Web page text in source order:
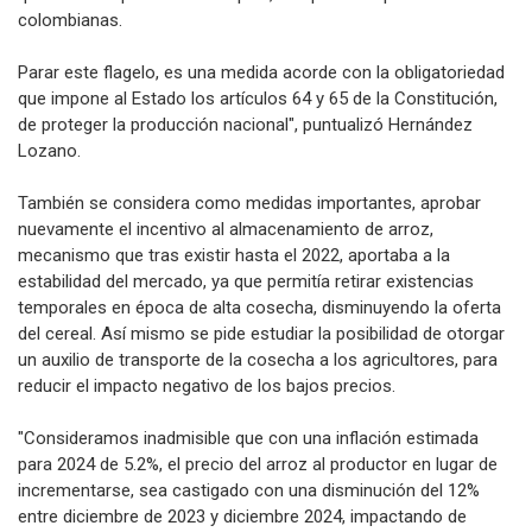
colombianas.
Parar este flagelo, es una medida acorde con la obligatoriedad
que impone al Estado los artículos 64 y 65 de la Constitución,
de proteger la producción nacional", puntualizó Hernández
Lozano.
También se considera como medidas importantes, aprobar
nuevamente el incentivo al almacenamiento de arroz,
mecanismo que tras existir hasta el 2022, aportaba a la
estabilidad del mercado, ya que permitía retirar existencias
temporales en época de alta cosecha, disminuyendo la oferta
del cereal. Así mismo se pide estudiar la posibilidad de otorgar
un auxilio de transporte de la cosecha a los agricultores, para
reducir el impacto negativo de los bajos precios.
"Consideramos inadmisible que con una inflación estimada
para 2024 de 5.2%, el precio del arroz al productor en lugar de
incrementarse, sea castigado con una disminución del 12%
entre diciembre de 2023 y diciembre 2024, impactando de